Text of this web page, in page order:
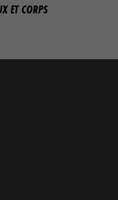
ET CORPS